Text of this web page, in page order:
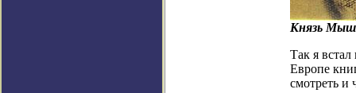
Князь
Так я
Европе
смотреть и